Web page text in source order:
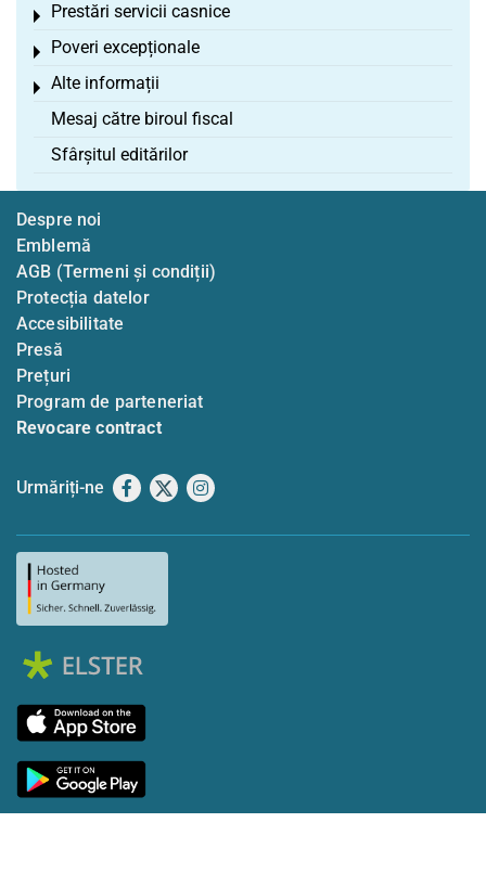
Prestări servicii casnice
Toggle menu
Poveri excepționale
Toggle menu
Alte informații
Toggle menu
Mesaj către biroul fiscal
Sfârșitul editărilor
Despre noi
Emblemă
AGB (Termeni și condiții)
Protecția datelor
Accesibilitate
Presă
Prețuri
Program de parteneriat
Revocare contract
Urmăriți-ne Facebook
X Instagram